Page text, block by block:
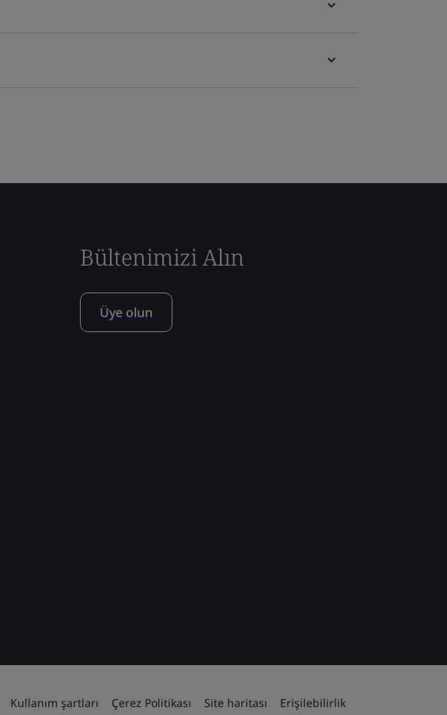
Bültenimizi Alın
Üye olun
Kullanım şartları Çerez Politikası Site haritası Erişilebilirlik